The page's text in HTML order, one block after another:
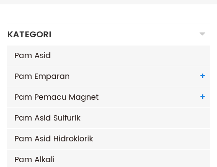
KATEGORI
Pam Asid
Pam Emparan
Pam Pemacu Magnet
Pam Asid Sulfurik
Pam Asid Hidroklorik
Pam Alkali